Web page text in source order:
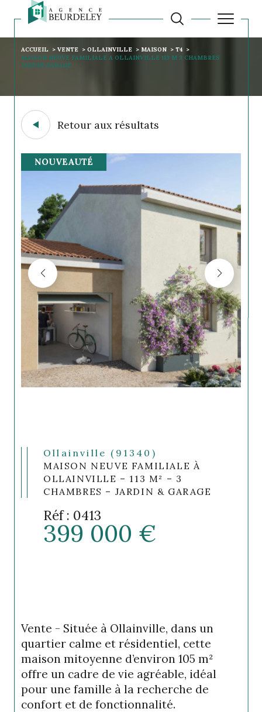
ACCUEIL VENTE OLLAINVILLE MAISON
T4
MAISON NEUVE FAMILIALE A OLLAINVILLE 113 M 3 CHAMBRES
JARDIN GARAGE
Retour aux résultats
NOUVEAUTÉ
Ollainville (91340)
MAISON NEUVE FAMILIALE À
OLLAINVILLE – 113 M² – 3
CHAMBRES – JARDIN & GARAGE
Réf : 0413
399 000 €
Vente - Située à Ollainville, dans un
quartier calme et résidentiel, cette
maison mitoyenne d’environ 105 m²
offre un cadre de vie agréable, idéal
pour une famille à la recherche de
confort et de fonctionnalité.